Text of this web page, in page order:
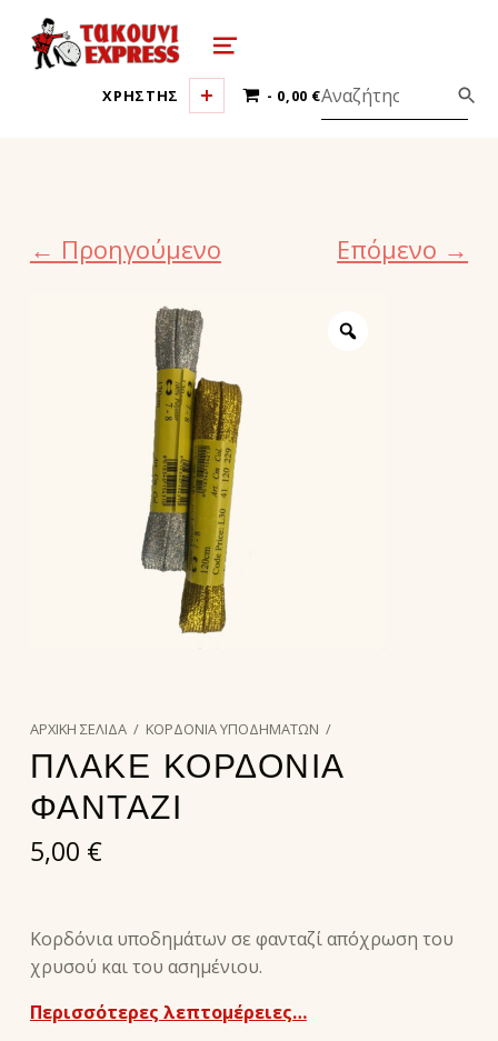
τακούνι εξπρές αθήνα-takoyni
MENU
ΧΡΗΣΤΗΣ
0 ΠΡΟΪΌΝΤΑ
0,00 €
← Προηγούμενο Επόμενο →
ΑΡΧΙΚΉ ΣΕΛΊΔΑ / ΚΟΡΔΟΝΙΑ ΥΠΟΔΗΜΑΤΩΝ /
ΠΛΑΚΕ ΚΟΡΔΟΝΙΑ
ΦΑΝΤΑΖΙ
5,00 €
Κορδόνια υποδημάτων σε φανταζί απόχρωση του
χρυσού και του ασημένιου.
Περισσότερες λεπτομέρειες…